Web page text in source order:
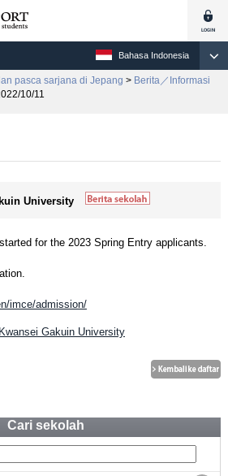
Bahasa Indonesia
pasca sarjana di Jepang > Berita／Informasi
10/11
University
for the 2023 Spring Entry applicants.
imce/admission/
Gakuin University
Cari sekolah